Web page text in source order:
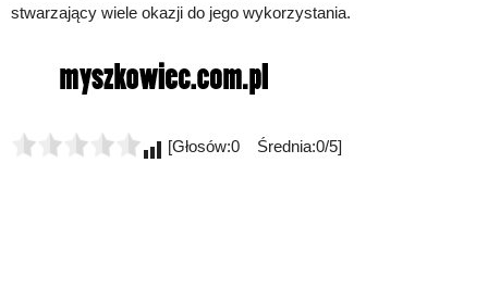
stwarzający wiele okazji do jego wykorzystania.
[Głosów:0 Średnia:0/5]